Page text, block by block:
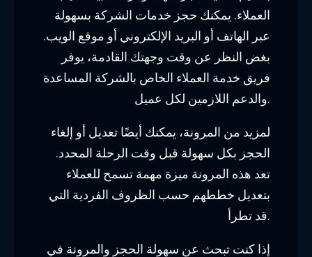
العملاء. يمكنك حجز خدمات الشركة بسهولة
عبر الهاتف أو البريد الإلكتروني أو موقع الويب.
بغض النظر عن وقت وجهتك القادمة، يوفر
فريق خدمة العملاء الخاص بالشركة المساعدة
والدعم اللازمين لكل عميل.
لمزيد من المرونة، يمكنك أيضًا تعديل أو إلغاء
الحجز بكل سهولة قبل وقت الرحلة المحدد.
تعد هذه المرونة ميزة مهمة تسمح للعملاء
بتعديل خططهم حسب الظروف الفردية التي
قد تطرأ.
إذا كنت تبحث عن سهولة الحجز والمرونة في